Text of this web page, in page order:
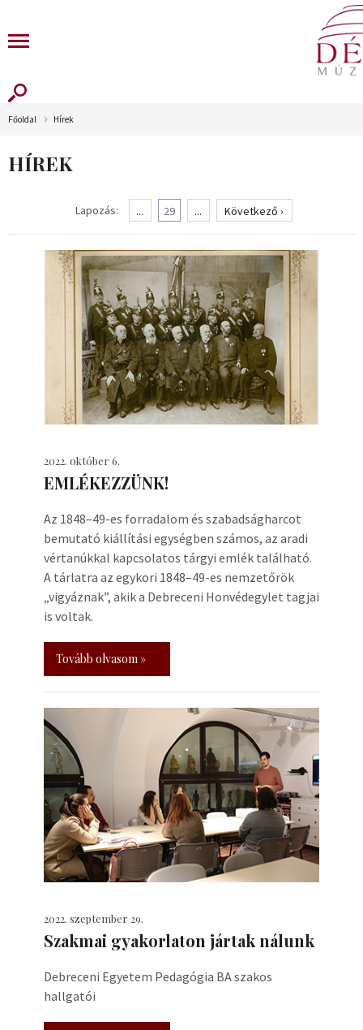
Főoldal Hírek
HÍREK
Lapozás: ... 29 ... Következő ›
2022. október 6.
EMLÉKEZZÜNK!
Az 1848–49-es forradalom és szabadságharcot
bemutató kiállítási egységben számos, az aradi
vértanúkkal kapcsolatos tárgyi emlék található.
A tárlatra az egykori 1848–49-es nemzetőrök
„vigyáznak”, akik a Debreceni Honvédegylet tagjai
is voltak.
Tovább olvasom »
2022. szeptember 29.
Szakmai gyakorlaton jártak nálunk
Debreceni Egyetem Pedagógia BA szakos
hallgatói